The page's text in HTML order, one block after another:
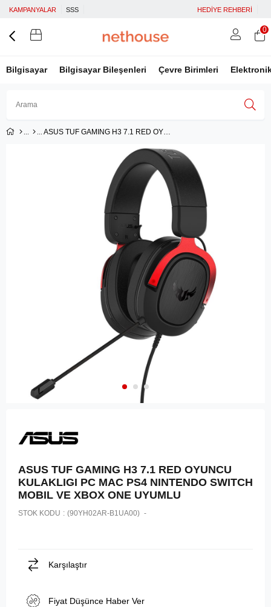
KAMPANYALAR SSS HEDİYE REHBERİ
Bilgisayar Bilgisayar Bileşenleri Çevre Birimleri
Google İle Bağlan
0
ASUS TUF GAMING H3 7.1 RED OYUNCU KULAKLIGI PC MAC PS4 NINTENDO SWITCH MOBIL VE XBOX ONE UYUMLU
ASUS TUF GAMING H3 7.1 RED OYUNCU
KULAKLIGI PC MAC PS4 NINTENDO SWITCH
MOBIL VE XBOX ONE UYUMLU
STOK KODU (90YH02AR-B1UA00)
Karşılaştır
Fiyat Düşünce Haber Ver